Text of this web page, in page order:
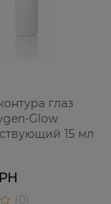
глаз
Glow
15 мл